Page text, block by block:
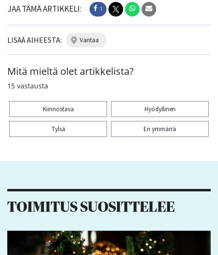
JAA TÄMÄ ARTIKKELI: 1
LISÄÄ AIHEESTA: vantaa
Mitä mieltä olet artikkelista?
15 vastausta
Kiinnostava Hyödyllinen
Tylsä En ymmärrä
TOIMITUS SUOSITTELEE